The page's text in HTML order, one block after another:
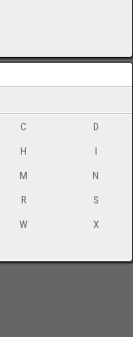
C
D
H
I
M
N
R
S
W
X